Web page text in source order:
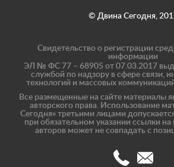
© Двина Сегодня,
Свидетельство о регистрации
информации
ЭЛ № ФС 77 – 68905 от 07.03.2017
службой по надзору в сфере связи,
технологий и массовых
Все размещенные на сайте материалы
авторского права. Использование
Сегодня» третьими лицами
при обязательном указании ссылки
авторов может не совпадать с
(8182)
47-